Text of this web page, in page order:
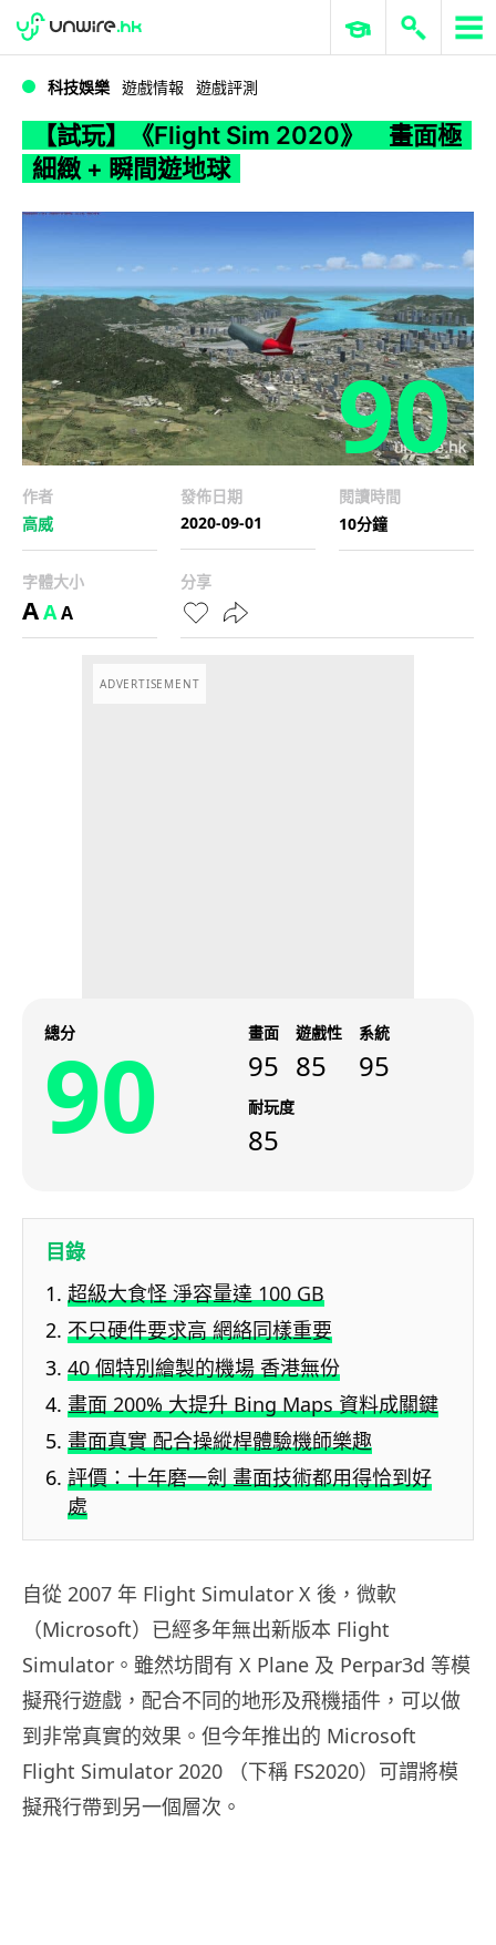
WWDC 2026 ERP 與商業 AI
科技娛樂 遊戲情報 遊戲評測
【試玩】《Flight Sim 2020》 畫面極
細緻 + 瞬間遊地球
90
作者
高威
發佈日期
2020-09-01
閱讀時間
10分鐘
字體大小
AAA
分享
ADVERTISEMENT
總分
90 畫面
95
遊戲性
85
系統
95
耐玩度
85
目錄
超級大食怪 淨容量達 100 GB
不只硬件要求高 網絡同樣重要
40 個特別繪製的機場 香港無份
畫面 200% 大提升 Bing Maps 資料成關鍵
畫面真實 配合操縱桿體驗機師樂趣
評價：十年磨一劍 畫面技術都用得恰到好
處
自從 2007 年 Flight Simulator X 後，微軟
（Microsoft）已經多年無出新版本 Flight
Simulator 。雖然坊間有 X Plane 及 Perpar3d 等模
擬飛行遊戲，配合不同的地形及飛機插件，可以做
到非常真實的效果。但今年推出的 Microsoft
Flight Simulator 2020
（下稱 FS2020）可謂將模
擬飛行帶到另一個層次。